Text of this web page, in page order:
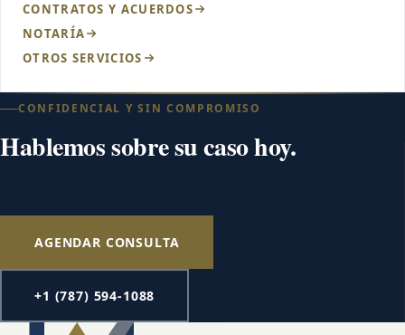
CONTRATOS Y ACUERDOS
NOTARÍA
OTROS SERVICIOS
CONFIDENCIAL Y SIN COMPROMISO
Hablemos sobre su caso hoy.
AGENDAR CONSULTA
+1 (787) 594-1088